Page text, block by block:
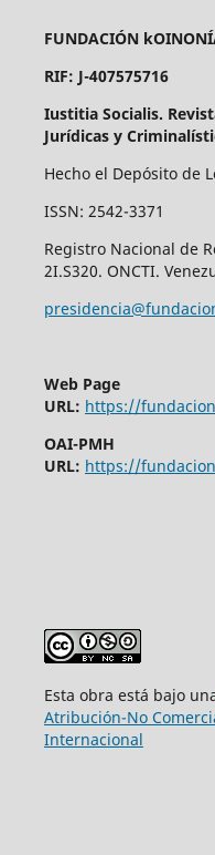
FUNDACIÓN
RIF: J-407575716
Iustitia Socialis.
Jurídicas y
Hecho el Depósito de
ISSN: 2542-3371
Registro Nacional de
2I.S320. ONCTI.
Web Page
URL: https://
OAI-PMH
URL: https://
Esta obra está bajo
Atribución-No
Internacional